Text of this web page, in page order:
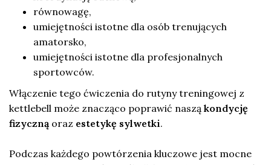
równowagę,
umiejętności istotne dla osób trenujących
amatorsko,
umiejętności istotne dla profesjonalnych
sportowców.
Włączenie tego ćwiczenia do rutyny treningowej z
kettlebell może znacząco poprawić naszą kondycję
fizyczną oraz estetykę sylwetki.
Podczas każdego powtórzenia kluczowe jest mocne